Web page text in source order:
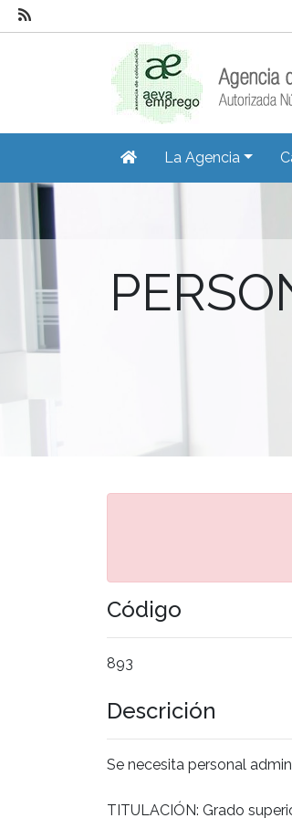
La Agencia
Código
893
Descrición
Se necesita personal
TITULACIÓN: Grado